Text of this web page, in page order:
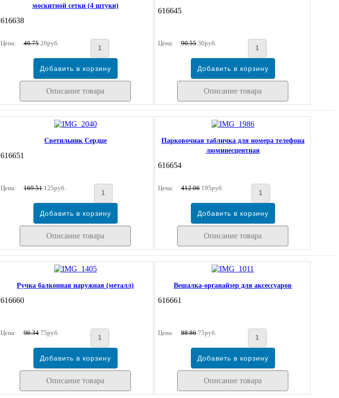
москитной сетки (4 штуки)
616638
Цена: 46.7520руб.
Описание товара
616645
Цена: 90.5530руб.
Описание товара
Светильник Сердце
616651
Цена: 169.51125руб.
Описание товара
Парковочная табличка для номера телефона
люминесцентная
616654
Цена: 412.06195руб.
Описание товара
Ручка балконная наружная (металл)
616660
Цена: 96.3475руб.
Описание товара
Вешалка-органайзер для аксессуаров
616661
Цена: 88.8675руб.
Описание товара